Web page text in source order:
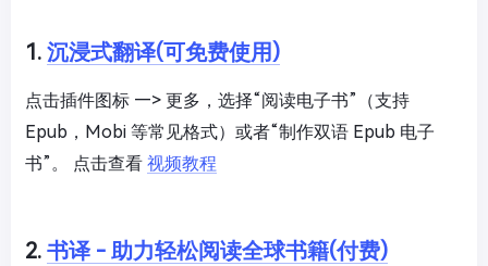
1. 沉浸式翻译(可免费使用)
点击插件图标 —> 更多，选择“阅读电子书”（支持
Epub，Mobi 等常见格式）或者“制作双语 Epub 电子
书”。 点击查看 视频教程
2. 书译 - 助力轻松阅读全球书籍(付费)